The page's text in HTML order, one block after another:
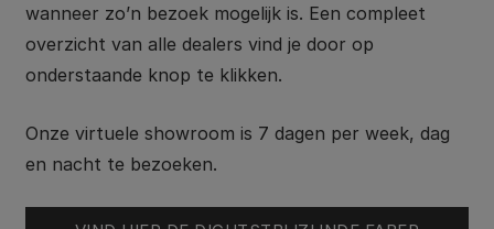
wanneer zo’n bezoek mogelijk is. Een compleet
overzicht van alle dealers vind je door op
onderstaande knop te klikken.
Onze virtuele showroom is 7 dagen per week, dag
en nacht te bezoeken.